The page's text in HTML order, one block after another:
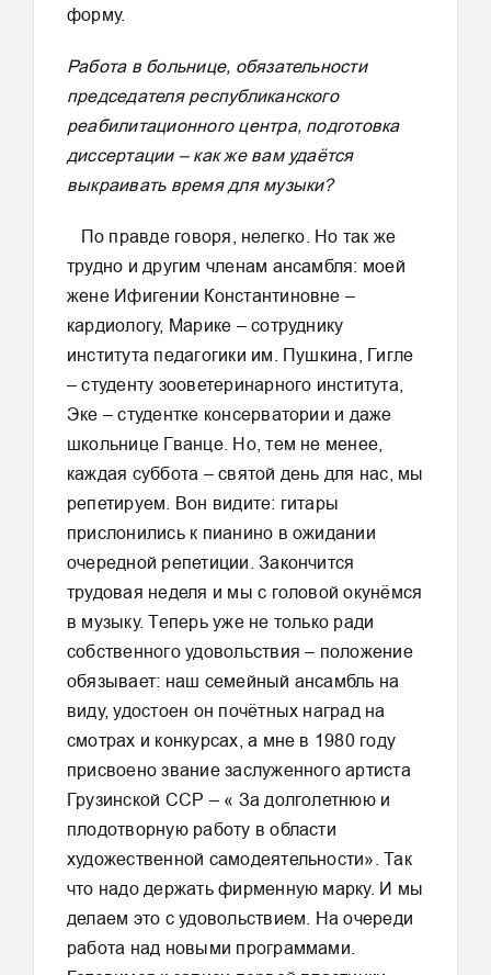
форму.
Работа в больнице, обязательности
председателя республиканского
реабилитационного центра, подготовка
диссертации – как же вам удаётся
выкраивать время для музыки?
По правде говоря, нелегко. Но так же
трудно и другим членам ансамбля: моей
жене Ифигении Константиновне –
кардиологу, Марике – сотруднику
института педагогики им. Пушкина, Гигле
– студенту зооветеринарного института,
Эке – студентке консерватории и даже
школьнице Гванце. Но, тем не менее,
каждая суббота – святой день для нас, мы
репетируем. Вон видите: гитары
прислонились к пианино в ожидании
очередной репетиции. Закончится
трудовая неделя и мы с головой окунёмся
в музыку. Теперь уже не только ради
собственного удовольствия – положение
обязывает: наш семейный ансамбль на
виду, удостоен он почётных наград на
смотрах и конкурсах, а мне в 1980 году
присвоено звание заслуженного артиста
Грузинской ССР – « За долголетнюю и
плодотворную работу в области
художественной самодеятельности». Так
что надо держать фирменную марку. И мы
делаем это с удовольствием. На очереди
работа над новыми программами.